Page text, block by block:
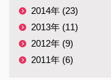
2014年 (23)
2013年 (11)
2012年 (9)
2011年 (6)